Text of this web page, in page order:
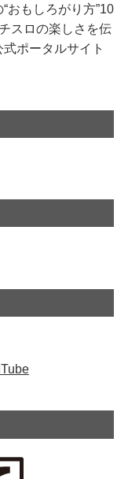
おもしろがり方”10
スロの楽しさを伝
ポータルサイト